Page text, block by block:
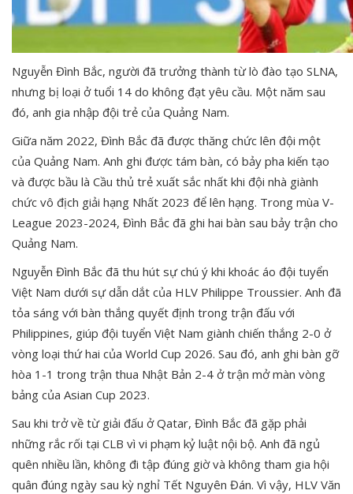
Nguyễn Đình Bắc, người đã trưởng thành từ lò đào tạo SLNA,
nhưng bị loại ở tuổi 14 do không đạt yêu cầu. Một năm sau
đó, anh gia nhập đội trẻ của Quảng Nam.
Giữa năm 2022, Đình Bắc đã được thăng chức lên đội một
của Quảng Nam. Anh ghi được tám bàn, có bảy pha kiến tạo
và được bầu là Cầu thủ trẻ xuất sắc nhất khi đội nhà giành
chức vô địch giải hạng Nhất 2023 để lên hạng. Trong mùa V-
League 2023-2024, Đình Bắc đã ghi hai bàn sau bảy trận cho
Quảng Nam.
Nguyễn Đình Bắc đã thu hút sự chú ý khi khoác áo đội tuyển
Việt Nam dưới sự dẫn dắt của HLV Philippe Troussier. Anh đã
tỏa sáng với bàn thắng quyết định trong trận đấu với
Philippines, giúp đội tuyển Việt Nam giành chiến thắng 2-0 ở
vòng loại thứ hai của World Cup 2026. Sau đó, anh ghi bàn gỡ
hòa 1-1 trong trận thua Nhật Bản 2-4 ở trận mở màn vòng
bảng của Asian Cup 2023.
Sau khi trở về từ giải đấu ở Qatar, Đình Bắc đã gặp phải
những rắc rối tại CLB vì vi phạm kỷ luật nội bộ. Anh đã ngủ
quên nhiều lần, không đi tập đúng giờ và không tham gia hội
quân đúng ngày sau kỳ nghỉ Tết Nguyên Đán. Vì vậy, HLV Văn